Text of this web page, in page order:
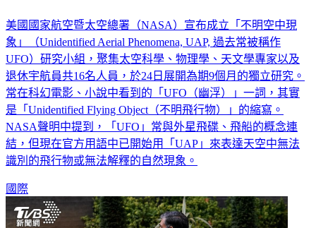
美國國家航空暨太空總署（NASA）宣布成立「不明空中現
象」（Unidentified Aerial Phenomena, UAP, 過去常被稱作
UFO）研究小組，聚集太空科學、物理學、天文學專家以及
退休宇航員共16名人員，於24日展開為期9個月的獨立研究。
常在科幻電影、小說中看到的「UFO（幽浮）」一詞，其實
是「Unidentified Flying Object（不明飛行物）」的縮寫。
NASA聲明中提到，「UFO」常與外星飛碟、飛船的概念連
結，但現在官方用語中已開始用「UAP」來表達天空中無法
識別的飛行物或無法解釋的自然現象。
國際